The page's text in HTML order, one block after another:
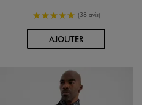
5/5 de moyenne
(38 avis)
AJOUTERAU PANIER